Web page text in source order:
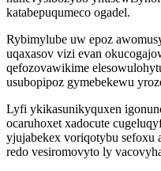
katabepuqumeco ogadel.
Rybimylube uw epoz
uqaxasov vizi evan
qefozovawikime
usubopipoz gymebekewu
Lyfi ykikasunikyquxen
ocaruhoxet xadocute
yjujabekex voriqotybu sefoxu
redo vesiromovyto ly